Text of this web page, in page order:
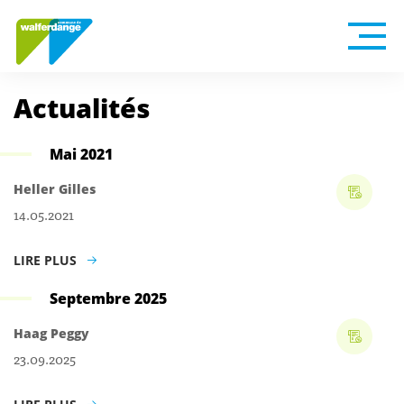
Actualités
Mai 2021
Heller Gilles
14.05.2021
LIRE PLUS
Septembre 2025
Haag Peggy
23.09.2025